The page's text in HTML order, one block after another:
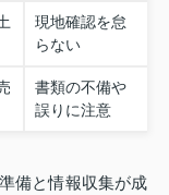
現地確認を怠
らない
書類の不備や
誤りに注意
備と情報収集が成